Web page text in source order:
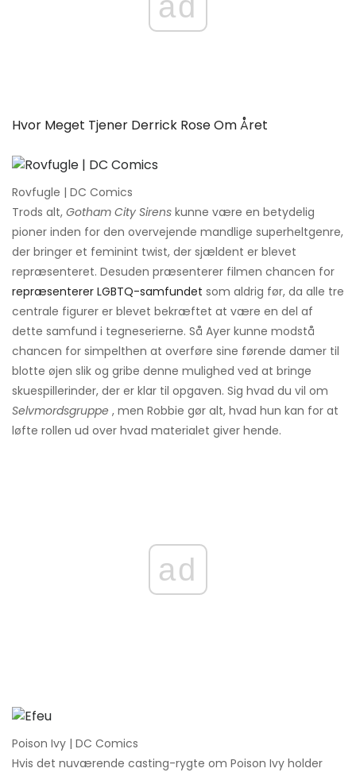
Hvor Meget Tjener Derrick Rose Om Året
Rovfugle | DC Comics
Trods alt, Gotham City Sirens kunne være en betydelig
pioner inden for den overvejende mandlige superheltgenre,
der bringer et feminint twist, der sjældent er blevet
repræsenteret. Desuden præsenterer filmen chancen for
repræsenterer LGBTQ-samfundet som aldrig før, da alle tre
centrale figurer er blevet bekræftet at være en del af
dette samfund i tegneserierne. Så Ayer kunne modstå
chancen for simpelthen at overføre sine førende damer til
blotte øjen slik og gribe denne mulighed ved at bringe
skuespillerinder, der er klar til opgaven. Sig hvad du vil om
Selvmordsgruppe , men Robbie gør alt, hvad hun kan for at
løfte rollen ud over hvad materialet giver hende.
ad
Poison Ivy | DC Comics
Hvis det nuværende casting-rygte om Poison Ivy holder